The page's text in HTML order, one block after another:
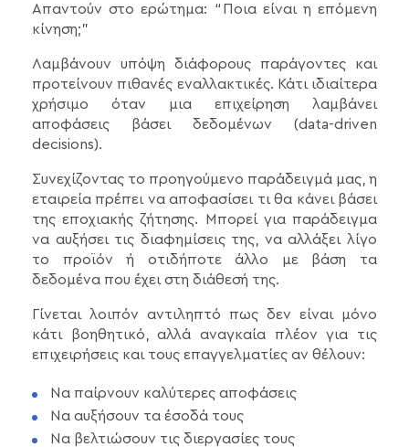
Απαντούν στο ερώτημα: “Ποια είναι η επόμενη
κίνηση;”
Λαμβάνουν υπόψη διάφορους παράγοντες και
προτείνουν πιθανές εναλλακτικές. Κάτι ιδιαίτερα
χρήσιμο όταν μια επιχείρηση λαμβάνει
αποφάσεις βάσει δεδομένων (data-driven
decisions).
Συνεχίζοντας το προηγούμενο παράδειγμά μας, η
εταιρεία πρέπει να αποφασίσει τι θα κάνει βάσει
της εποχιακής ζήτησης. Μπορεί για παράδειγμα
να αυξήσει τις διαφημίσεις της, να αλλάξει λίγο
το προϊόν ή οτιδήποτε άλλο με βάση τα
δεδομένα που έχει στη διάθεσή της.
Γίνεται λοιπόν αντιληπτό πως δεν είναι μόνο
κάτι βοηθητικό, αλλά αναγκαία πλέον για τις
επιχειρήσεις και τους επαγγελματίες αν θέλουν:
Να παίρνουν καλύτερες αποφάσεις
Να αυξήσουν τα έσοδά τους
Να βελτιώσουν τις διεργασίες τους